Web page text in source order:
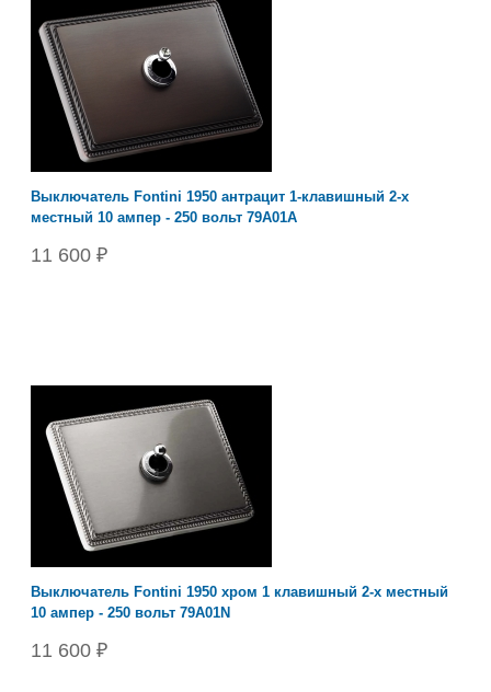
Выключатель Fontini 1950 антрацит 1-клавишный 2-х
местный 10 ампер - 250 вольт 79A01A
11 600 ₽
Выключатель Fontini 1950 хром 1 клавишный 2-х местный
10 ампер - 250 вольт 79A01N
11 600 ₽